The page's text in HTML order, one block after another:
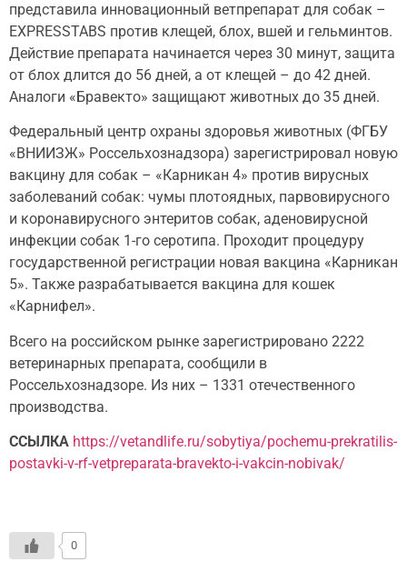
представила инновационный ветпрепарат для собак –
EXPRESSTABS против клещей, блох, вшей и гельминтов.
Действие препарата начинается через 30 минут, защита
от блох длится до 56 дней, а от клещей – до 42 дней.
Аналоги «Бравекто» защищают животных до 35 дней.
Федеральный центр охраны здоровья животных (ФГБУ
«ВНИИЗЖ» Россельхознадзора) зарегистрировал новую
вакцину для собак – «Карникан 4» против вирусных
заболеваний собак: чумы плотоядных, парвовирусного
и коронавирусного энтеритов собак, аденовирусной
инфекции собак 1-го серотипа. Проходит процедуру
государственной регистрации новая вакцина «Карникан
5». Также разрабатывается вакцина для кошек
«Карнифел».
Всего на российском рынке зарегистрировано 2222
ветеринарных препарата, сообщили в
Россельхознадзоре. Из них – 1331 отечественного
производства.
ССЫЛКА https://vetandlife.ru/sobytiya/pochemu-prekratilis-
postavki-v-rf-vetpreparata-bravekto-i-vakcin-nobivak/
0